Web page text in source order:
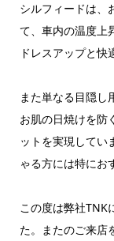
シルフィードは、
て、車内の温度上
ドレスアップと快
また単なる目隠し
お肌の日焼けを防
ットを実現してい
ゃる方には特にお
この度は弊社TNK
た。またのご来店